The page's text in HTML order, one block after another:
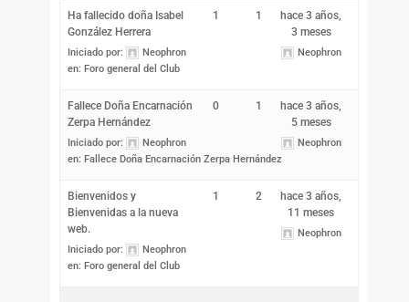
Ha fallecido doña Isabel
González Herrera
Iniciado por:
Neophron
en: Foro general del Club
1 1
hace 3 años,
3 meses
Neophron
Fallece Doña Encarnación
Zerpa Hernández
Iniciado por:
Neophron
en: Fallece Doña Encarnación Zerpa Hernández
0 1
hace 3 años,
5 meses
Neophron
Bienvenidos y
Bienvenidas a la nueva
web.
Iniciado por:
Neophron
en: Foro general del Club
1 2
hace 3 años,
11 meses
Neophron